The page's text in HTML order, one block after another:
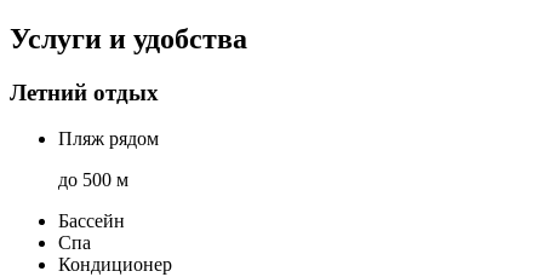
Услуги и удобства
Летний отдых
Пляж рядом
до 500 м
Бассейн
Спа
Кондиционер